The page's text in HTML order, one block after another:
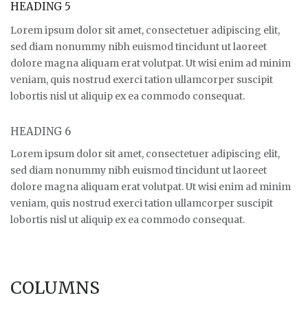
HEADING 5
Lorem ipsum dolor sit amet, consectetuer adipiscing elit,
sed diam nonummy nibh euismod tincidunt ut laoreet
dolore magna aliquam erat volutpat. Ut wisi enim ad minim
veniam, quis nostrud exerci tation ullamcorper suscipit
lobortis nisl ut aliquip ex ea commodo consequat.
HEADING 6
Lorem ipsum dolor sit amet, consectetuer adipiscing elit,
sed diam nonummy nibh euismod tincidunt ut laoreet
dolore magna aliquam erat volutpat. Ut wisi enim ad minim
veniam, quis nostrud exerci tation ullamcorper suscipit
lobortis nisl ut aliquip ex ea commodo consequat.
COLUMNS